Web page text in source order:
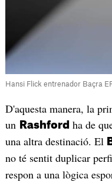
Hansi Flick entrenador Baçra
D'aquesta manera, la
un Rashford ha de
una altra destinació. El
no té sentit duplicar
respon a una lògica